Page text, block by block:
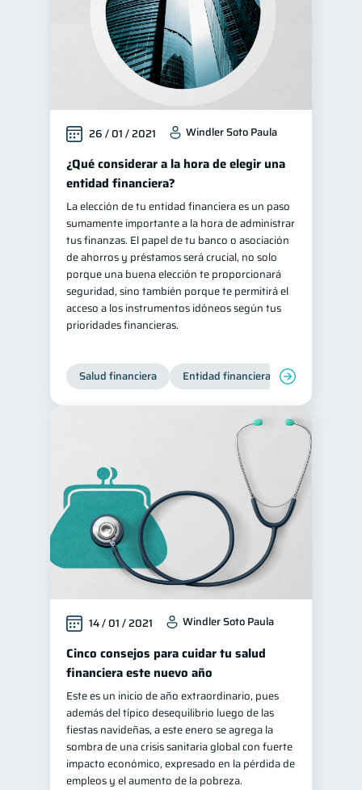
26 / 01 / 2021 Windler Soto Paula
¿Qué considerar a la hora de elegir una
entidad financiera?
La elección de tu entidad financiera es un paso
sumamente importante a la hora de administrar
tus finanzas. El papel de tu banco o asociación
de ahorros y préstamos será crucial, no solo
porque una buena elección te proporcionará
seguridad, sino también porque te permitirá el
acceso a los instrumentos idóneos según tus
prioridades financieras.
Salud financiera Entidad financiera
14 / 01 / 2021 Windler Soto Paula
Cinco consejos para cuidar tu salud
financiera este nuevo año
Este es un inicio de año extraordinario, pues
además del típico desequilibrio luego de las
fiestas navideñas, a este enero se agrega la
sombra de una crisis sanitaria global con fuerte
impacto económico, expresado en la pérdida de
empleos y el aumento de la pobreza.